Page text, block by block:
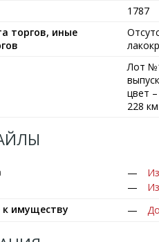
1787
торгов, иные
Лот
цвет
228
имуществу